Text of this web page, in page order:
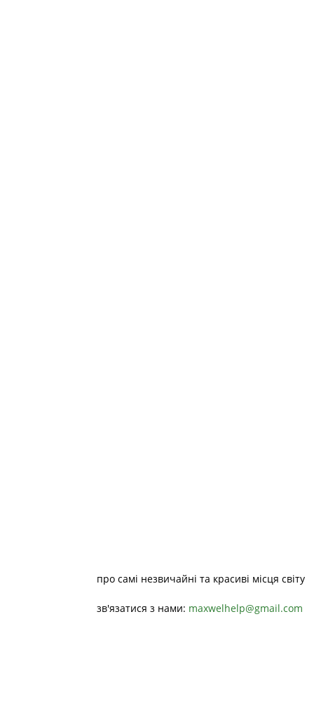
про самі незвичайні та красиві місця світу
зв'язатися з нами: maxwelhelp@gmail.com